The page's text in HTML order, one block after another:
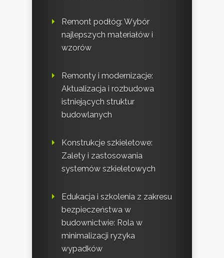
Remont podłóg: Wybór
najlepszych materiałów i
wzorów
Remonty i modernizacje:
Aktualizacja i rozbudowa
istniejących struktur
budowlanych
Konstrukcje szkieletowe:
Zalety i zastosowania
systemów szkieletowych
Edukacja i szkolenia z zakresu
bezpieczeństwa w
budownictwie: Rola w
minimalizacji ryzyka
wypadków